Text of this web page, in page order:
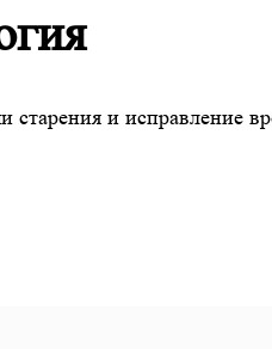
старения и исправление